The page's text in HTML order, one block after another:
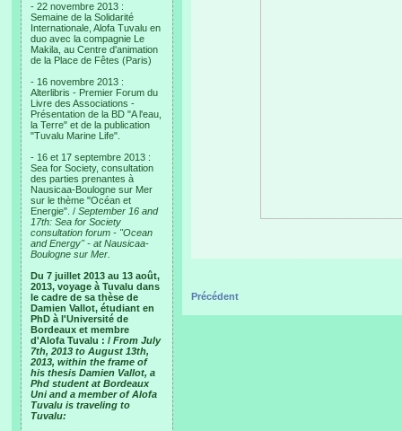
- 22 novembre 2013 :
Semaine de la Solidarité
Internationale, Alofa Tuvalu en
duo avec la compagnie Le
Makila, au Centre d'animation
de la Place de Fêtes (Paris)
- 16 novembre 2013 :
Alterlibris - Premier Forum du
Livre des Associations -
Présentation de la BD "A l'eau,
la Terre" et de la publication
"Tuvalu Marine Life".
- 16 et 17 septembre 2013 :
Sea for Society, consultation
des parties prenantes à
Nausicaa-Boulogne sur Mer
sur le thème "Océan et
Energie". / September 16 and
17th: Sea for Society
consultation forum - "Ocean
and Energy" - at Nausicaa-
Boulogne sur Mer.
Du 7 juillet 2013 au 13 août,
2013, voyage à Tuvalu dans
le cadre de sa thèse de
Damien Vallot, étudiant en
PhD à l'Université de
Bordeaux et membre
d'Alofa Tuvalu : / From July
7th, 2013 to August 13th,
2013, within the frame of
his thesis Damien Vallot, a
Phd student at Bordeaux
Uni and a member of Alofa
Tuvalu is traveling to
Tuvalu:
Précédent